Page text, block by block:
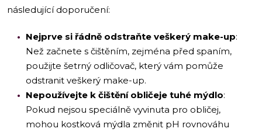
následující doporučení:
Nejprve si řádně odstraňte veškerý make-up:
Než začnete s čištěním, zejména před spaním,
použijte šetrný odličovač, který vám pomůže
odstranit veškerý make-up.
Nepoužívejte k čištění obličeje tuhé mýdlo:
Pokud nejsou speciálně vyvinuta pro obličej,
mohou kostková mýdla změnit pH rovnováhu